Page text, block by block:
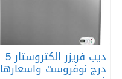
ديب فريزر الكتروستار 5
درج نوفروست واسعارها